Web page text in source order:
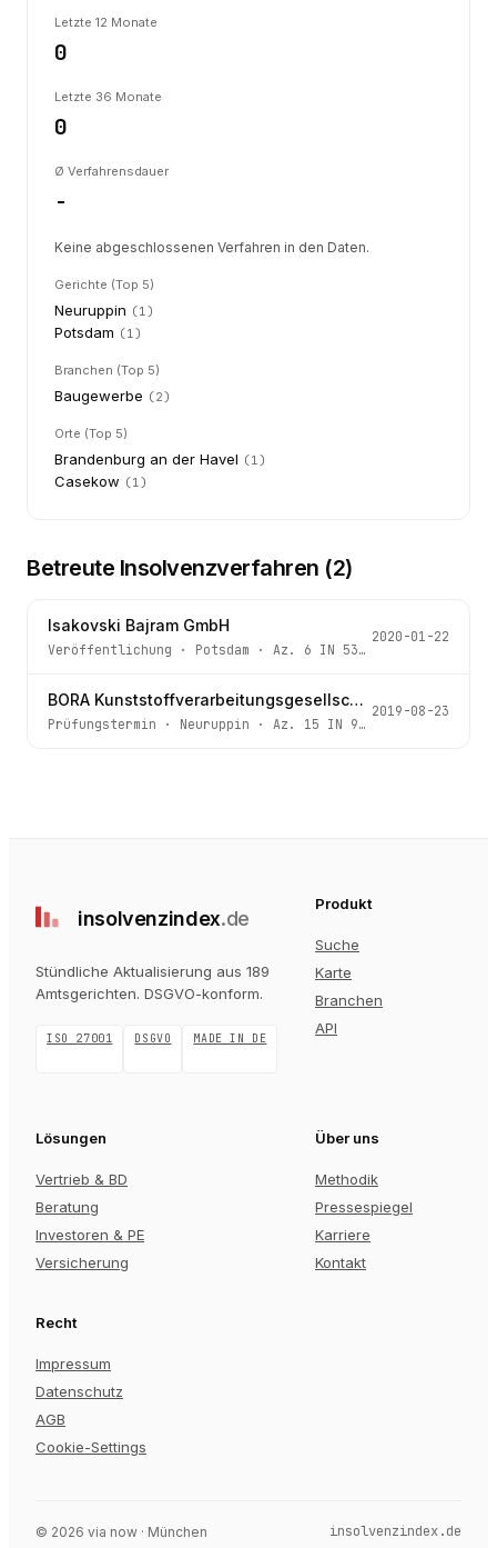
Letzte 12 Monate
0
Letzte 36 Monate
0
Ø Verfahrensdauer
-
Keine abgeschlossenen Verfahren in den Daten.
Gerichte (Top 5)
Neuruppin (1)
Potsdam (1)
Branchen (Top 5)
Baugewerbe (2)
Orte (Top 5)
Brandenburg an der Havel (1)
Casekow (1)
Betreute Insolvenzverfahren (2)
Isakovski Bajram GmbH
Veröffentlichung · Potsdam · Az. 6 IN 539/19
2020-01-22
BORA Kunststoffverarbeitungsgesellschaft mbH
Prüfungstermin · Neuruppin · Az. 15 IN 93/19
2019-08-23
insolvenzindex.de
Stündliche Aktualisierung aus 189
Amtsgerichten. DSGVO-konform.
ISO 27001 DSGVO MADE IN DE
Produkt
Suche
Karte
Branchen
API
Lösungen
Vertrieb & BD
Beratung
Investoren & PE
Versicherung
Über uns
Methodik
Pressespiegel
Karriere
Kontakt
Recht
Impressum
Datenschutz
AGB
Cookie-Settings
© 2026 via now · München insolvenzindex.de